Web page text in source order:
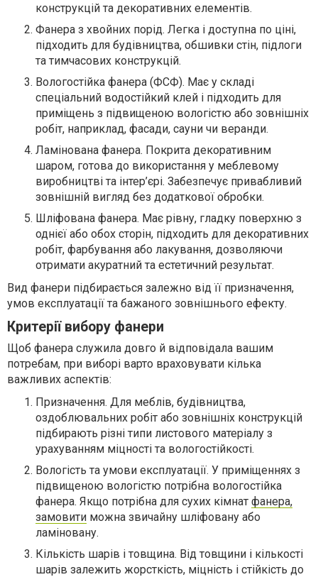
конструкцій та декоративних елементів.
Фанера з хвойних порід. Легка і доступна по ціні,
підходить для будівництва, обшивки стін, підлоги
та тимчасових конструкцій.
Вологостійка фанера (ФСФ). Має у складі
спеціальний водостійкий клей і підходить для
приміщень з підвищеною вологістю або зовнішніх
робіт, наприклад, фасади, сауни чи веранди.
Ламінована фанера. Покрита декоративним
шаром, готова до використання у меблевому
виробництві та інтер’єрі. Забезпечує привабливий
зовнішній вигляд без додаткової обробки.
Шліфована фанера. Має рівну, гладку поверхню з
однієї або обох сторін, підходить для декоративних
робіт, фарбування або лакування, дозволяючи
отримати акуратний та естетичний результат.
Вид фанери підбирається залежно від її призначення,
умов експлуатації та бажаного зовнішнього ефекту.
Критерії вибору фанери
Щоб фанера служила довго й відповідала вашим
потребам, при виборі варто враховувати кілька
важливих аспектів:
Призначення. Для меблів, будівництва,
оздоблювальних робіт або зовнішніх конструкцій
підбирають різні типи листового матеріалу з
урахуванням міцності та вологостійкості.
Вологість та умови експлуатації. У приміщеннях з
підвищеною вологістю потрібна вологостійка
фанера. Якщо потрібна для сухих кімнат фанера,
замовити можна звичайну шліфовану або
ламіновану.
Кількість шарів і товщина. Від товщини і кількості
шарів залежить жорсткість, міцність і стійкість до